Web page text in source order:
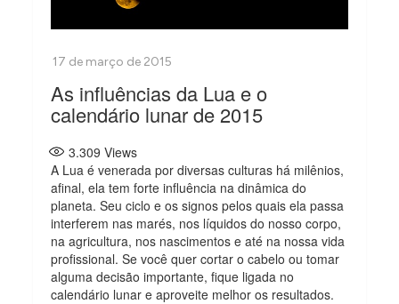
As influências da Lua e o
calendário lunar de 2015
3.309 Views
A Lua é venerada por diversas culturas há milênios,
afinal, ela tem forte influência na dinâmica do
planeta. Seu ciclo e os signos pelos quais ela passa
interferem nas marés, nos líquidos do nosso corpo,
na agricultura, nos nascimentos e até na nossa vida
profissional. Se você quer cortar o cabelo ou tomar
alguma decisão importante, fique ligada no
calendário lunar e aproveite melhor os resultados.